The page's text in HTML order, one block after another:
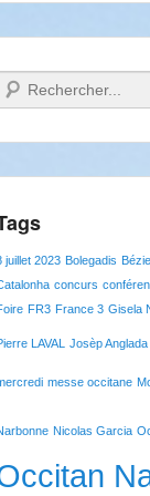
juillet 2023 Bolegadis
concurs
FR3 France 3 Gisela
LAVAL Josèp Anglada
messe occitane
Nicolas Garcia